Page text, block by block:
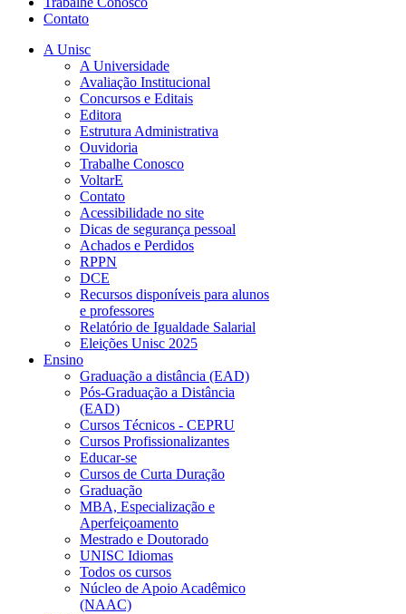
Contato
A Unisc
A Universidade
Avaliação Institucional
Concursos e Editais
Editora
Estrutura Administrativa
Ouvidoria
Trabalhe Conosco
VoltarE
Contato
Acessibilidade no site
Dicas de segurança pessoal
Achados e Perdidos
RPPN
DCE
Recursos disponíveis para alunos
e professores
Relatório de Igualdade Salarial
Eleições Unisc 2025
Ensino
Graduação a distância (EAD)
Pós-Graduação a Distância
(EAD)
Cursos Técnicos - CEPRU
Cursos Profissionalizantes
Educar-se
Cursos de Curta Duração
Graduação
MBA, Especialização e
Aperfeiçoamento
Mestrado e Doutorado
UNISC Idiomas
Todos os cursos
Núcleo de Apoio Acadêmico
(NAAC)